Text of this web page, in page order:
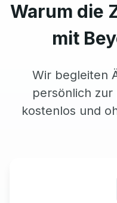
Warum die
mit
Wir begleiten
persönlich zur
kostenlos und